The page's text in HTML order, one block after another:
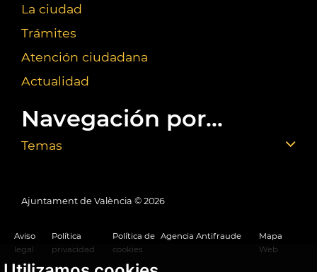
La ciudad
Trámites
Atención ciudadana
Actualidad
Navegación por...
Temas
Ajuntament de València © 2026
Aviso
legal
Política
privacidad
Política de
cookies
Agencia Antifraude
Mapa
Web